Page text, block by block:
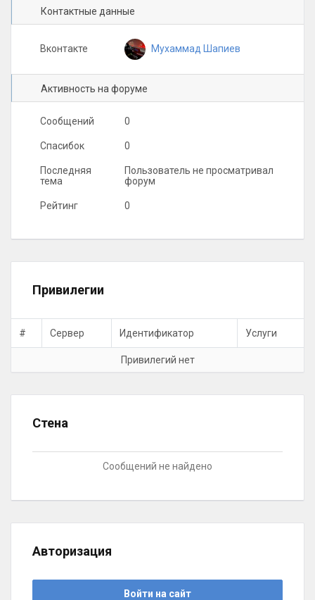
Контактные данные
Вконтакте Мухаммад Шапиев
Активность на форуме
Сообщений 0
Спасибок 0
Последняя
тема
Пользователь не просматривал
форум
Рейтинг 0
Привилегии
# Сервер Идентификатор Услуги
Привилегий нет
Стена
Сообщений не найдено
Авторизация
Войти на сайт